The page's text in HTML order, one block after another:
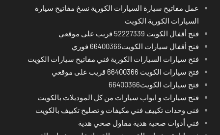
عمل مفاتيح سيارة السيارات الكورية نسخ مفاتيح سيارة
السيارات الكورية الكويت
فتح أقفال الكويت 52227339 قريب على موقعي
فتح أقفال سيارات الكويت66400366 فوري
فتح سيارات السيارات الكورية فني مفاتيح سيارات الكويت
فتح سيارات الكويت 66400366 قريب على موقعي
فتح سيارات الكويت66400366
فتح سيارات و ابواب سيارات من كل الموديلات بالكويت
فنى وحدات تكييف فني مكيفات و تصليح تكييف بالكويت
فني أدوات صحية هدية مقاول صحي هدية